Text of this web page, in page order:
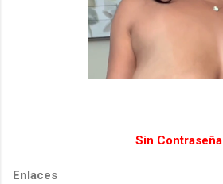
Sin Contraseña
Enlaces